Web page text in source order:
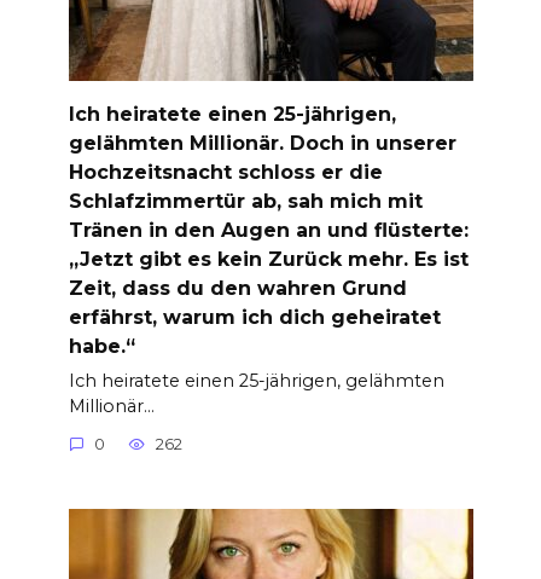
Ich heiratete einen 25-jährigen,
gelähmten Millionär. Doch in unserer
Hochzeitsnacht schloss er die
Schlafzimmertür ab, sah mich mit
Tränen in den Augen an und flüsterte:
„Jetzt gibt es kein Zurück mehr. Es ist
Zeit, dass du den wahren Grund
erfährst, warum ich dich geheiratet
habe.“
Ich heiratete einen 25-jährigen, gelähmten
Millionär…
0 262